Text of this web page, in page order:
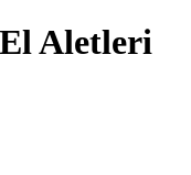
Aletleri